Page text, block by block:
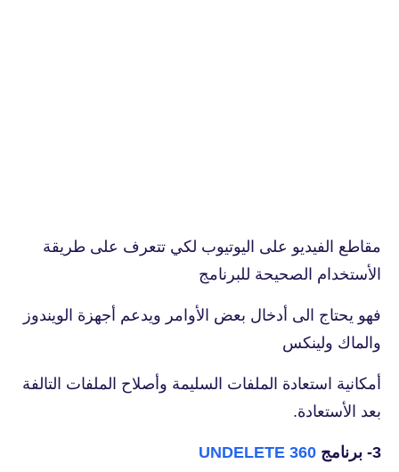
مقاطع الفيديو على اليوتيوب لكي تتعرف على طريقة
الأستخدام الصحيحة للبرنامج
فهو يحتاج الى أدخال بعض الأوامر ويدعم أجهزة الويندوز
والماك ولينكس
أمكانية استعادة الملفات السليمة وأصلاح الملفات التالفة
بعد الأستعادة.
3- برنامج